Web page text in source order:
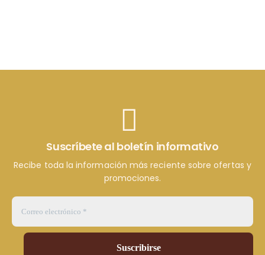
Suscríbete al boletín informativo
Recibe toda la información más reciente sobre ofertas y
promociones.